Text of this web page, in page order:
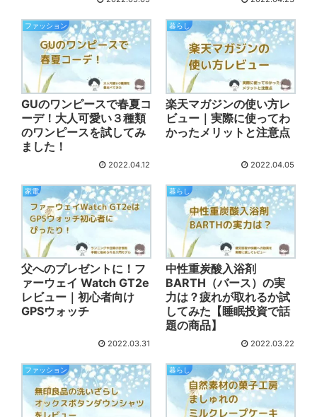
ファッション
GUのワンピースで春夏コ
ーデ！大人可愛い３種類
のワンピースを試してみ
ました！
2022.04.12
暮らし
楽天マガジンの使い方レ
ビュー｜実際に使ってわ
かったメリットと注意点
2022.04.05
家電
父へのプレゼントに！フ
ァーウェイ Watch GT2e
レビュー｜初心者向け
GPSウォッチ
2022.03.31
暮らし
中性重炭酸入浴剤
BARTH（バース）の実
力は？疲れが取れるか試
してみた【睡眠投資で話
題の商品】
2022.03.22
ファッション 暮らし